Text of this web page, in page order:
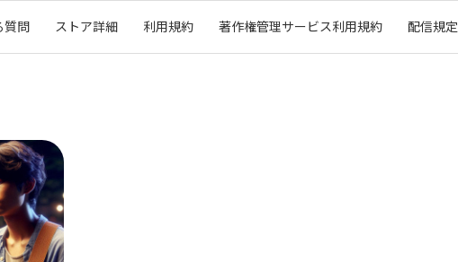
質問 ストア詳細 利用規約 著作権管理サービス利用規約 配信規定